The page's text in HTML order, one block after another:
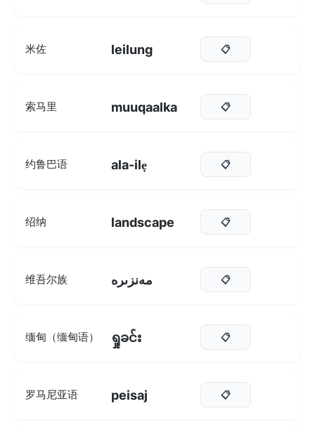
米佐 leilung 📋
索马里 muuqaalka 📋
约鲁巴语 ala-ilẹ 📋
绍纳 landscape 📋
维吾尔族 مەنزىرە 📋
缅甸（缅甸语） ရှုခင်း 📋
罗马尼亚语 peisaj 📋